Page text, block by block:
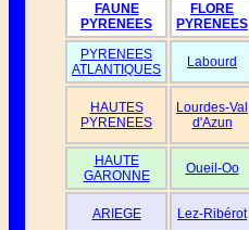
FAUNE
PYRENEES
FLORE
PYRENEES
PYRENEES
ATLANTIQUES
Labourd
HAUTES
PYRENEES
Lourdes-Val
d'Azun
HAUTE
GARONNE
Oueil-Oo
ARIEGE Lez-Ribérot